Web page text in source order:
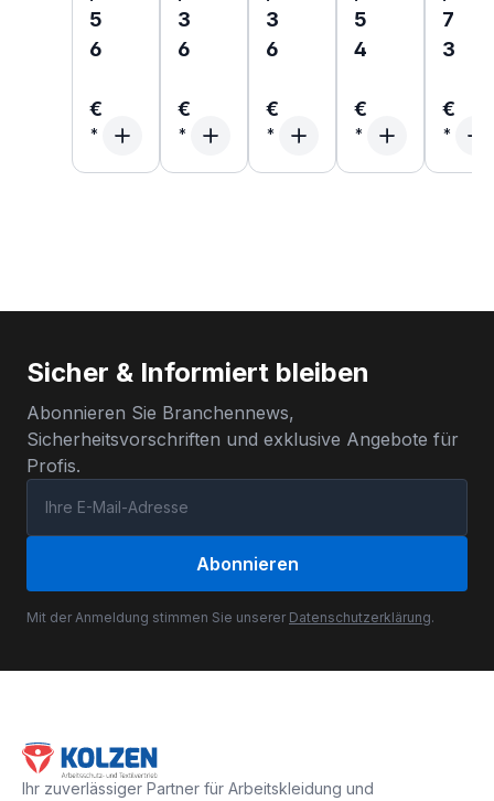
5
6
€
3
6
€
3
6
€
5
4
€
7
3
€
Sicher & Informiert bleiben
Abonnieren Sie Branchennews,
Sicherheitsvorschriften und exklusive Angebote für
Profis.
Abonnieren
Mit der Anmeldung stimmen Sie unserer Datenschutzerklärung.
Ihr zuverlässiger Partner für Arbeitskleidung und